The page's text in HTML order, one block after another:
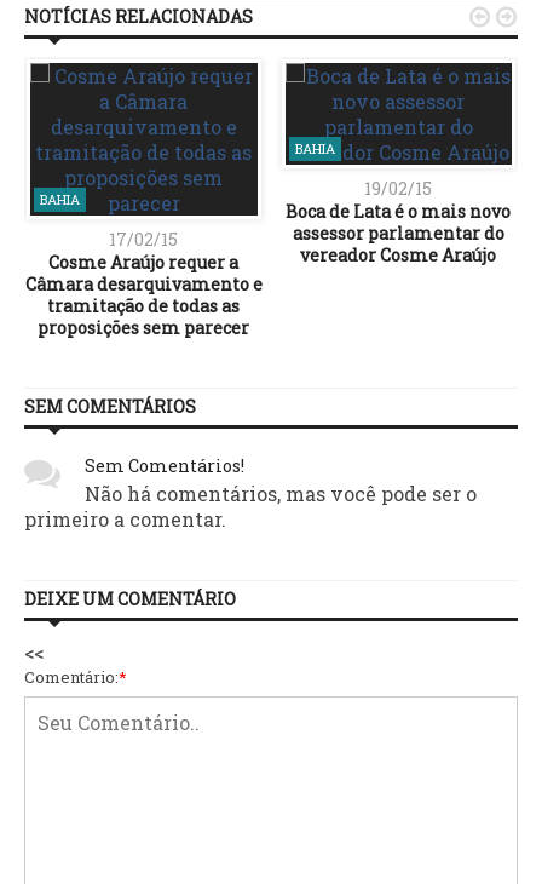
NOTÍCIAS RELACIONADAS
BAHIA
17/02/15
Cosme Araújo requer a
Câmara desarquivamento e
tramitação de todas as
proposições sem parecer
BAHIA
19/02/15
Boca de Lata é o mais novo
assessor parlamentar do
vereador Cosme Araújo
 
SEM COMENTÁRIOS
Sem Comentários!
Não há comentários, mas você pode ser o
primeiro a comentar.
DEIXE UM COMENTÁRIO
<<
Comentário:*